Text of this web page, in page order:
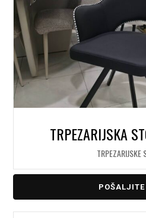
TRPEZARIJSKA
TRPEZARIJSKE